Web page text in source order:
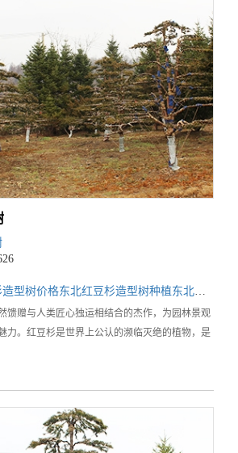
型树价格东北红豆杉造型树种植东北红豆杉造型树基地
馈赠与人类匠心独运相结合的杰作，为园林景观
力。红豆杉是世界上公认的濒临灭绝的植物，是
来的古老孑遗树种。在漫长的地质变迁中，它顽
球历史的记忆。每一棵红豆杉